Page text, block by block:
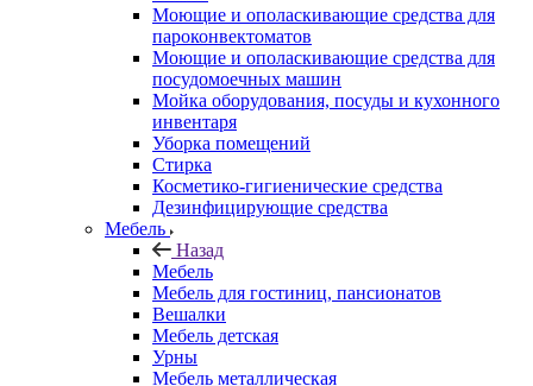
Моющие и ополаскивающие средства для
пароконвектоматов
Моющие и ополаскивающие средства для
посудомоечных машин
Мойка оборудования, посуды и кухонного
инвентаря
Уборка помещений
Стирка
Косметико-гигиенические средства
Дезинфицирующие средства
Мебель
Назад
Мебель
Мебель для гостиниц, пансионатов
Вешалки
Мебель детская
Урны
Мебель металлическая